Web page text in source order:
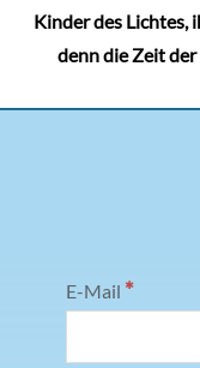
Kinder des Lichtes,
denn die Zeit der
E-Mail *